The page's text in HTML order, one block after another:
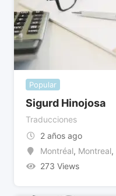
Popular
Sigurd Hinojosa
Traducciones
2 años ago
Montréal, Montreal,
273 Views